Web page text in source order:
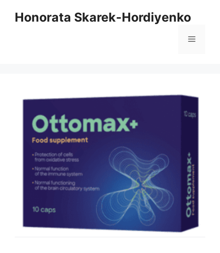
InhaltHonorata Skarek-Hordiyenko
Menü